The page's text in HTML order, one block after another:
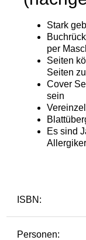
ISBN:
Personen: